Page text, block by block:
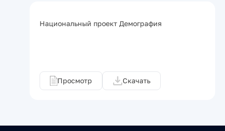
Национальный проект Демография
Просмотр Скачать